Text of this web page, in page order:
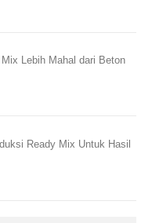
Lebih Mahal dari Beton
Ready Mix Untuk Hasil